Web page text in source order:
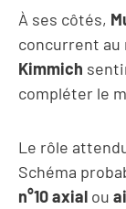
À ses côtés,
concurrent au
Kimmich
compléter le
Le rôle
Schéma
n°10 axial ou